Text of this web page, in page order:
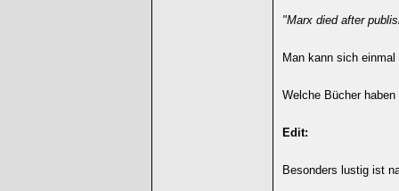
"Marx died after
Man kann sich
Welche Bücher
Edit:
Besonders lustig ist